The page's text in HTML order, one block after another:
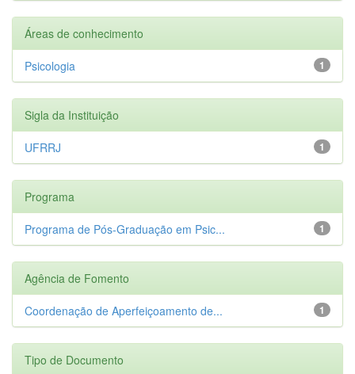
Áreas de conhecimento
1
Psicologia
Sigla da Instituição
1
UFRRJ
Programa
1
Programa de Pós-Graduação em Psic...
Agência de Fomento
1
Coordenação de Aperfeiçoamento de...
Tipo de Documento